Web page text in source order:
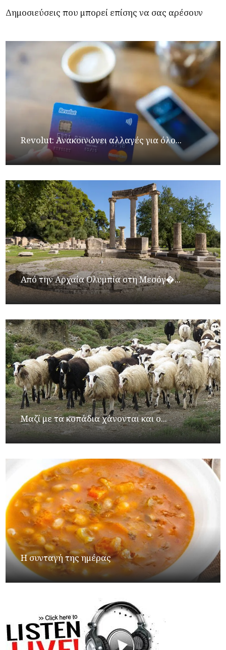
Δημοσιεύσεις που μπορεί επίσης να σας αρέσουν
Revolut: Ανακοινώνει αλλαγές για όλο...
Από την Αρχαία Ολυμπία στη Μεσόγ�...
Μαζί με τα κοπάδια χάνονται και ο...
Η συνταγή της ημέρας